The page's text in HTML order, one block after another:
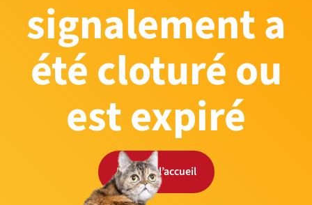
signalement a
été cloturé ou
est expiré
Retour à l’accueil